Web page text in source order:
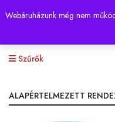
Webáruházunk még nem
Szűrők